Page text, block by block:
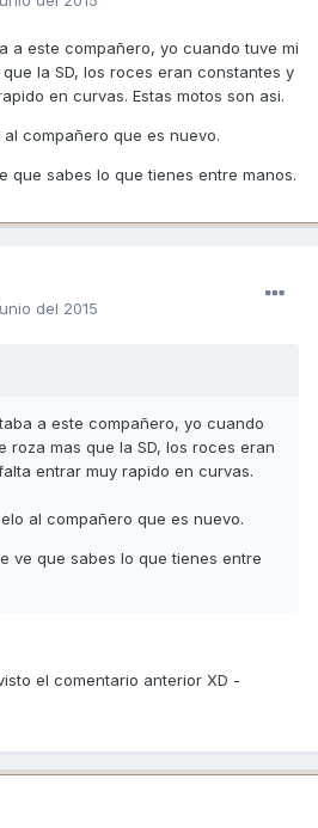
a este compañero, yo cuando tuve mi
la SD, los roces eran constantes y
en curvas. Estas motos son asi.
compañero que es nuevo.
que sabes lo que tienes entre manos.
del 2015
a este compañero, yo cuando
roza mas que la SD, los roces eran
entrar muy rapido en curvas.
al compañero que es nuevo.
ve que sabes lo que tienes entre
el comentario anterior XD -